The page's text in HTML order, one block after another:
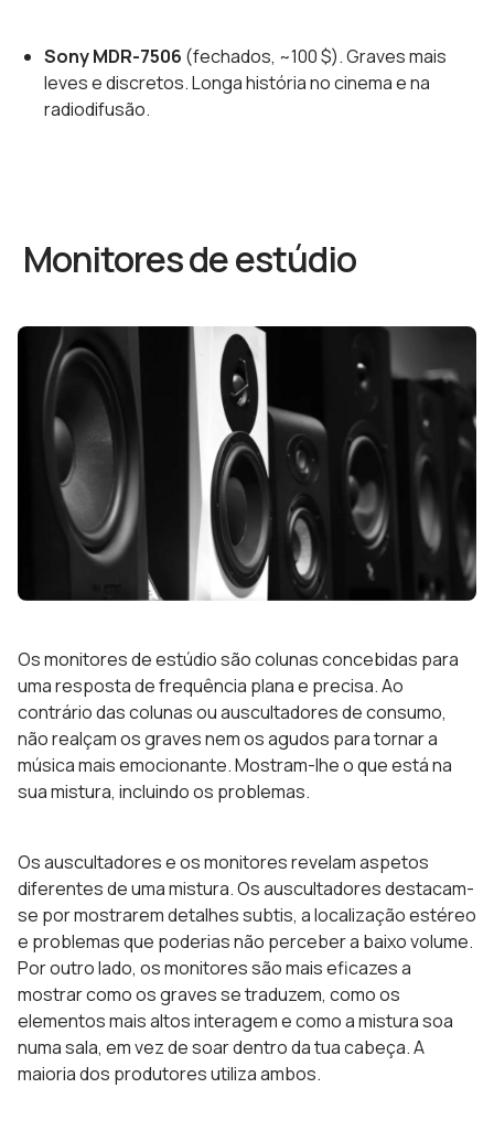
Sony MDR-7506 (fechados, ~100 $). Graves mais
leves e discretos. Longa história no cinema e na
radiodifusão.
Monitores de estúdio
Os monitores de estúdio são colunas concebidas para
uma resposta de frequência plana e precisa. Ao
contrário das colunas ou auscultadores de consumo,
não realçam os graves nem os agudos para tornar a
música mais emocionante. Mostram-lhe o que está na
sua mistura, incluindo os problemas.
Os auscultadores e os monitores revelam aspetos
diferentes de uma mistura. Os auscultadores destacam-
se por mostrarem detalhes subtis, a localização estéreo
e problemas que poderias não perceber a baixo volume.
Por outro lado, os monitores são mais eficazes a
mostrar como os graves se traduzem, como os
elementos mais altos interagem e como a mistura soa
numa sala, em vez de soar dentro da tua cabeça. A
maioria dos produtores utiliza ambos.